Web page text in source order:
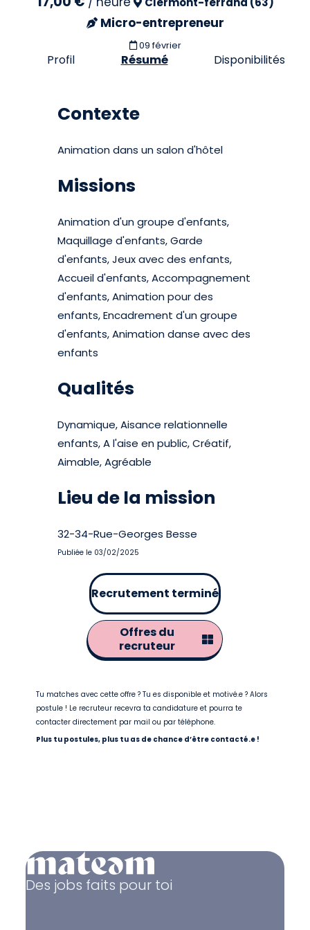
Micro-entrepreneur
09 février
Profil Résumé Disponibilités
Contexte
Animation dans un salon d'hôtel
Missions
Animation d'un groupe d'enfants,
Maquillage d'enfants, Garde
d'enfants, Jeux avec des enfants,
Accueil d'enfants, Accompagnement
d'enfants, Animation pour des
enfants, Encadrement d'un groupe
d'enfants, Animation danse avec des
enfants
Qualités
Dynamique, Aisance relationnelle
enfants, A l'aise en public, Créatif,
Aimable, Agréable
Lieu de la mission
32-34-Rue-Georges Besse
Publiée le 03/02/2025
Recrutement terminé
Offres du
recruteur
Tu matches avec cette offre ? Tu es disponible et motivé.e ? Alors
postule ! Le recruteur recevra ta candidature et pourra te
contacter directement par mail ou par téléphone.
Plus tu postules, plus tu as de chance d’être contacté.e !
Des jobs faits pour toi